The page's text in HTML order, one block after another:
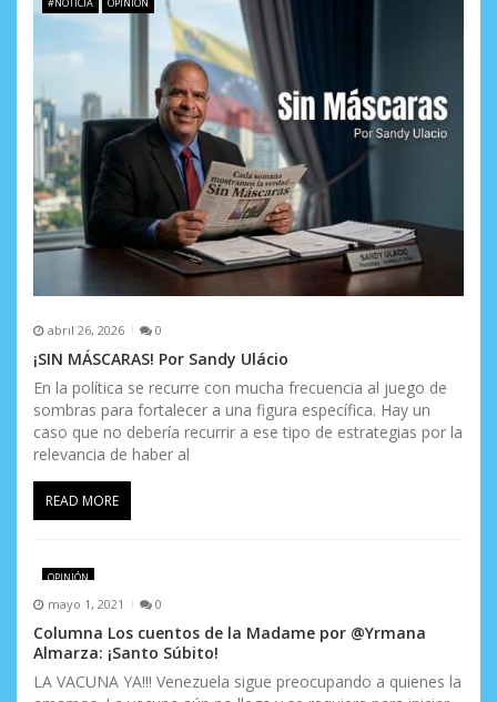
e
n
t
r
a
d
a
s
abril 26, 2026 0
¡SIN MÁSCARAS! Por Sandy Ulácio
En la política se recurre con mucha frecuencia al juego de
sombras para fortalecer a una figura específica. Hay un
caso que no debería recurrir a ese tipo de estrategias por la
relevancia de haber al
READ MORE
OPINIÓN
mayo 1, 2021 0
Columna Los cuentos de la Madame por @Yrmana
Almarza: ¡Santo Súbito!
LA VACUNA YA!!! Venezuela sigue preocupando a quienes la